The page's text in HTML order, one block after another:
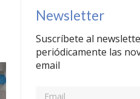
Newsletter
Suscríbete al
periódicamente las
email